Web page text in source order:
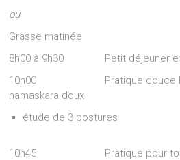
ou
Grasse matinée
8h00 à 9h30 Petit déjeuner et
10h00 Pratique douce
namaskara doux
étude de 3 postures
10h45 Pratique pour